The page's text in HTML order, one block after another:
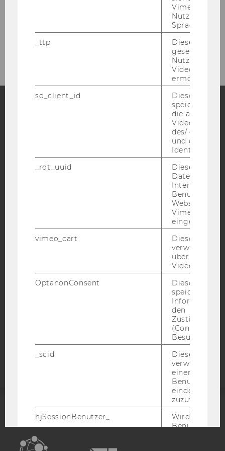
Kontakt
Blog
YouTube NewsletterBluesky
BARRIEREFREIHEITSERKLÄRUNG WEBSEITE
DATENSCHUTZERKLÄRUNG SOCIAL MEDIA
DATENSCHUTZERKLÄRUNG
STUDIENBEWERBER*INNEN UND STUDIERENDE
Barrierefreiheitserklärung
Webseite
ACCREDITED BY:
EQUIS
Vimeo in der
Nutzer
Sprache
_ttp
Dieser
gesetzt, um
Nutzung des
Videoplayers
ermöglichen
sd_client_id
Dieses Cookie
speichert
die aktuellen
des/ der
und einen
_rdt_uuid
Dieses
Daten über
Interaktionen
Websites, auf
Vimeo-Video
eingebettet
vimeo_cart
Dieses
verwendet,
überprüfen,
Video
OptanonConsent
Dieses Cookie
speichert
den
(Consent)
Besuchers.
_scid
Dieses
verwendet,
einem/einer
Benutzer*in
eindeutige ID
zuzuweisen
hjSessionBenutzer_
Wird gesetzt,
Benutzer